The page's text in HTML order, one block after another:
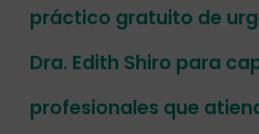
práctico gratuito de
Dra. Edith Shiro para
profesionales que